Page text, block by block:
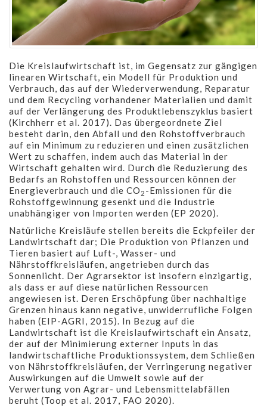
Die Kreislaufwirtschaft ist, im Gegensatz zur gängigen
linearen Wirtschaft, ein Modell für Produktion und
Verbrauch, das auf der Wiederverwendung, Reparatur
und dem Recycling vorhandener Materialien und damit
auf der Verlängerung des Produktlebenszyklus basiert
(Kirchherr et al. 2017). Das übergeordnete Ziel
besteht darin, den Abfall und den Rohstoffverbrauch
auf ein Minimum zu reduzieren und einen zusätzlichen
Wert zu schaffen, indem auch das Material in der
Wirtschaft gehalten wird. Durch die Reduzierung des
Bedarfs an Rohstoffen und Ressourcen können der
Energieverbrauch und die CO 2 -Emissionen für die
Rohstoffgewinnung gesenkt und die Industrie
unabhängiger von Importen werden (EP 2020).
Natürliche Kreisläufe stellen bereits die Eckpfeiler der
Landwirtschaft dar; Die Produktion von Pflanzen und
Tieren basiert auf Luft-, Wasser- und
Nährstoffkreisläufen, angetrieben durch das
Sonnenlicht. Der Agrarsektor ist insofern einzigartig,
als dass er auf diese natürlichen Ressourcen
angewiesen ist. Deren Erschöpfung über nachhaltige
Grenzen hinaus kann negative, unwiderrufliche Folgen
haben (EIP-AGRI, 2015). In Bezug auf die
Landwirtschaft ist die Kreislaufwirtschaft ein Ansatz,
der auf der Minimierung externer Inputs in das
landwirtschaftliche Produktionssystem, dem Schließen
von Nährstoffkreisläufen, der Verringerung negativer
Auswirkungen auf die Umwelt sowie auf der
Verwertung von Agrar- und Lebensmittelabfällen
beruht (Toop et al. 2017, FAO 2020).